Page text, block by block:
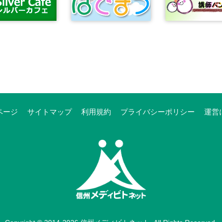
ージ サイトマップ 利用規約 プライバシーポリシー 運営